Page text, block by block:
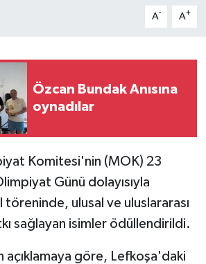
A- A+
Özcan Bundak Anısına
oynadılar
Komitesi'nin (MOK) 23
Günü dolayısıyla
töreninde, ulusal ve uluslararası
sağlayan isimler ödüllendirildi.
açıklamaya göre, Lefkoşa'daki